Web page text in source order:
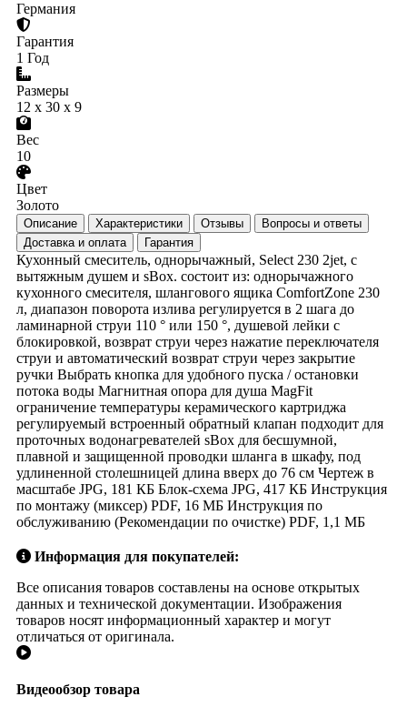
Германия
Гарантия
1 Год
Размеры
12 x 30 x 9
Вес
10
Цвет
Золото
Описание Характеристики Отзывы
Вопросы и ответы
Доставка и оплата
Гарантия
Кухонный смеситель, однорычажный, Select 230 2jet, с
вытяжным душем и sBox. состоит из: однорычажного
кухонного смесителя, шлангового ящика ComfortZone 230
л, диапазон поворота излива регулируется в 2 шага до
ламинарной струи 110 ° или 150 °, душевой лейки с
блокировкой, возврат струи через нажатие переключателя
струи и автоматический возврат струи через закрытие
ручки Выбрать кнопка для удобного пуска / остановки
потока воды Магнитная опора для душа MagFit
ограничение температуры керамического картриджа
регулируемый встроенный обратный клапан подходит для
проточных водонагревателей sBox для бесшумной,
плавной и защищенной проводки шланга в шкафу, под
удлиненной столешницей длина вверх до 76 см Чертеж в
масштабе JPG, 181 КБ Блок-схема JPG, 417 КБ Инструкция
по монтажу (миксер) PDF, 16 МБ Инструкция по
обслуживанию (Рекомендации по очистке) PDF, 1,1 МБ
Информация для покупателей:
Все описания товаров составлены на основе открытых
данных и технической документации. Изображения
товаров носят информационный характер и могут
отличаться от оригинала.
Видеообзор товара